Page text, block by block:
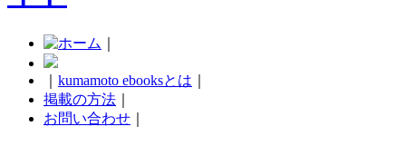
kumamoto ebooksとは
掲載の方法
お問い合わせ